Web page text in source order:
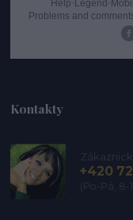
Kontakty
+420
(Po-Pá, 8-